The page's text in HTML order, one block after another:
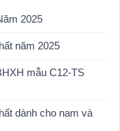
2025
năm 2025
mẫu C12-TS
dành cho nam và